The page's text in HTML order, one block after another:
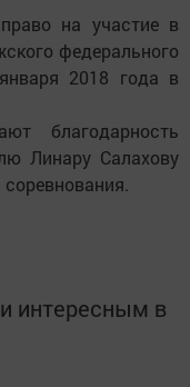
на участие в
федерального
2018 года в
благодарность
Линару Салахову
интересным в